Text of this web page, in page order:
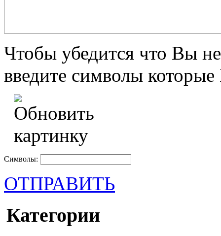
Чтобы убедится что Вы
введите символы
Символы:
ОТПРАВИТЬ
Категории